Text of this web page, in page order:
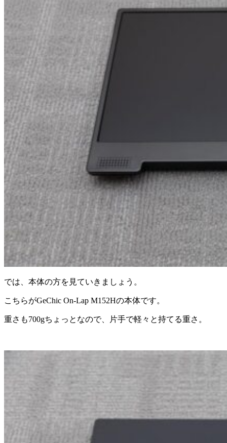
では、本体の方を見ていきましょう。
こちらがGeChic On-Lap M152Hの本体です。
重さも700gちょっとなので、片手で軽々と持てる重さ。